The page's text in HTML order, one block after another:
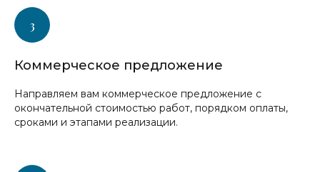
Коммерческое предложение
Направляем вам коммерческое предложение с
окончательной стоимостью работ, порядком оплаты,
сроками и этапами реализации.